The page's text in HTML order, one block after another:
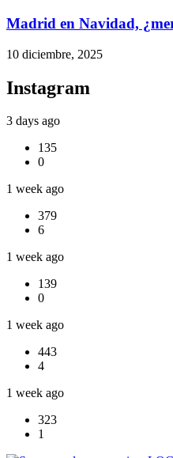
Madrid en Navidad,
10 diciembre, 2025
Instagram
3 days ago
135
0
1 week ago
379
6
1 week ago
139
0
1 week ago
443
4
1 week ago
323
1